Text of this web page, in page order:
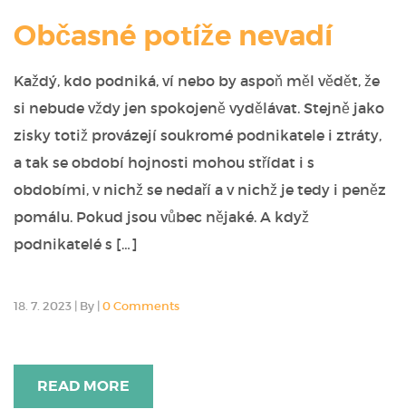
Občasné potíže nevadí
Každý, kdo podniká, ví nebo by aspoň měl vědět, že
si nebude vždy jen spokojeně vydělávat. Stejně jako
zisky totiž provázejí soukromé podnikatele i ztráty,
a tak se období hojnosti mohou střídat i s
obdobími, v nichž se nedaří a v nichž je tedy i peněz
pomálu. Pokud jsou vůbec nějaké. A když
podnikatelé s […]
18. 7. 2023 | By | 0 Comments
READ MORE